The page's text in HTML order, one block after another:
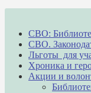
СВО:
СВО.
Льготы для
Хроника и
Акции и